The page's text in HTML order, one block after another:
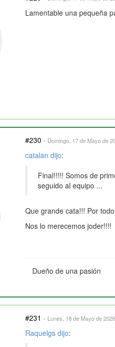
Lamentable una pequeña
#230 · Domingo, 17 de Mayo de
catalan dijo:
Final!!!!! Somos de
seguido al equipo ...
Que grande cata!!! Por
Nos lo merecemos joder!!!!
Dueño de una pasión
#231 · Lunes, 18 de Mayo de
Raquelgs dijo: